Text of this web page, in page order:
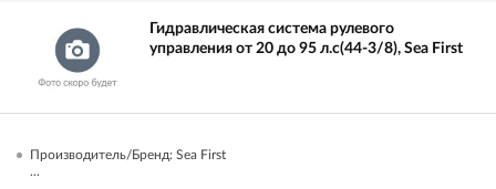
Гидравлическая система рулевого
управления от 20 до 95 л.с(44-3/8), Sea First
Производитель/Бренд: Sea First
...